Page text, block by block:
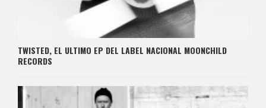
TWISTED, EL ULTIMO EP DEL LABEL NACIONAL MOONCHILD
RECORDS